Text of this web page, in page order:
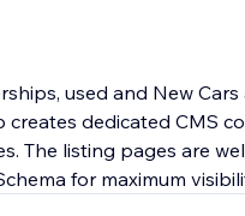
used and New
The listing pages are
for maximum